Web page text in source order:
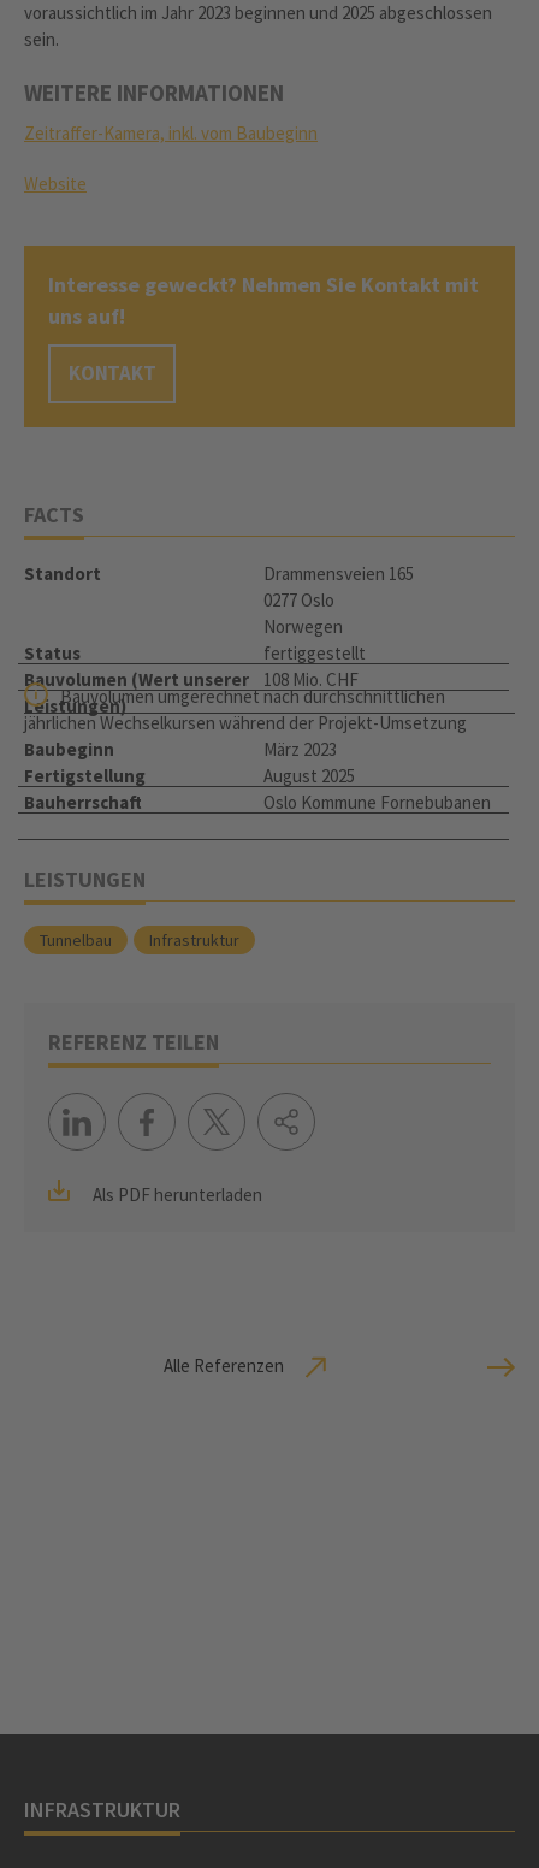
voraussichtlich im Jahr 2023 beginnen und 2025 abgeschlossen
sein.
WEITERE INFORMATIONEN
Zeitraffer-Kamera, inkl. vom Baubeginn
Website
Interesse geweckt? Nehmen Sie Kontakt mit
uns auf!
KONTAKT
FACTS
Standort
Drammensveien 165
0277 Oslo
Norwegen
Status
fertiggestellt
Bauvolumen (Wert unserer
Leistungen)
108 Mio. CHF
Bauvolumen umgerechnet nach durchschnittlichen
jährlichen Wechselkursen während der Projekt-Umsetzung
Baubeginn
März 2023
Fertigstellung
August 2025
Bauherrschaft
Oslo Kommune Fornebubanen
LEISTUNGEN
Tunnelbau Infrastruktur
REFERENZ TEILEN
Als PDF herunterladen
Alle Referenzen
INFRASTRUKTUR